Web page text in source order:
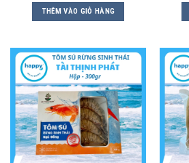
THÊM VÀO GIỎ HÀNG